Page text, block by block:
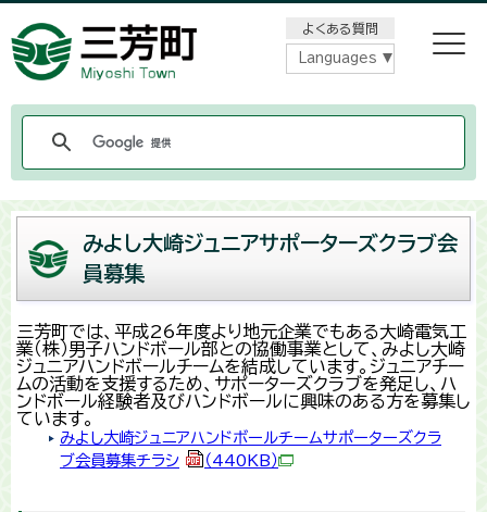
よくある質問
Languages
みよし大崎ジュニアサポーターズクラブ会
員募集
三芳町では、平成26年度より地元企業でもある大崎電気工
業（株）男子ハンドボール部との協働事業として、みよし大崎
ジュニアハンドボールチームを結成しています。ジュニアチー
ムの活動を支援するため、サポーターズクラブを発足し、ハ
ンドボール経験者及びハンドボールに興味のある方を募集し
ています。
みよし大崎ジュニアハンドボールチームサポーターズクラ
ブ会員募集チラシ
（440KB）